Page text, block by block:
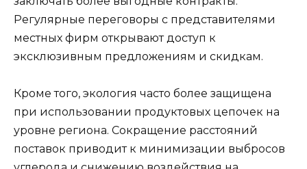
Регулярные переговоры с представителями
местных фирм открывают доступ к
эксклюзивным предложениям и скидкам.
Кроме того, экология часто более защищена
при использовании продуктовых цепочек на
уровне региона. Сокращение расстояний
поставок приводит к минимизации выбросов